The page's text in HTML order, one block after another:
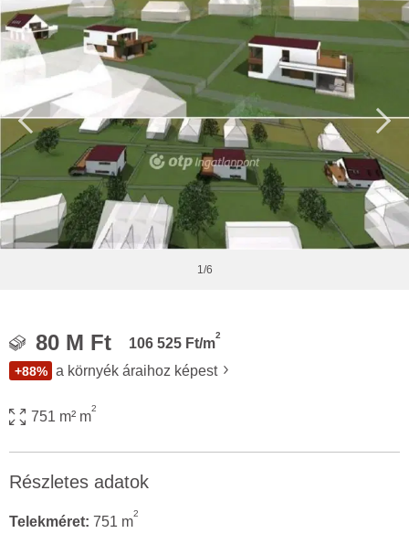
1/6
80 M Ft 106 525 Ft/m
2
+88% a környék áraihoz képest
751 m² m
2
Részletes adatok
Telekméret: 751 m
2